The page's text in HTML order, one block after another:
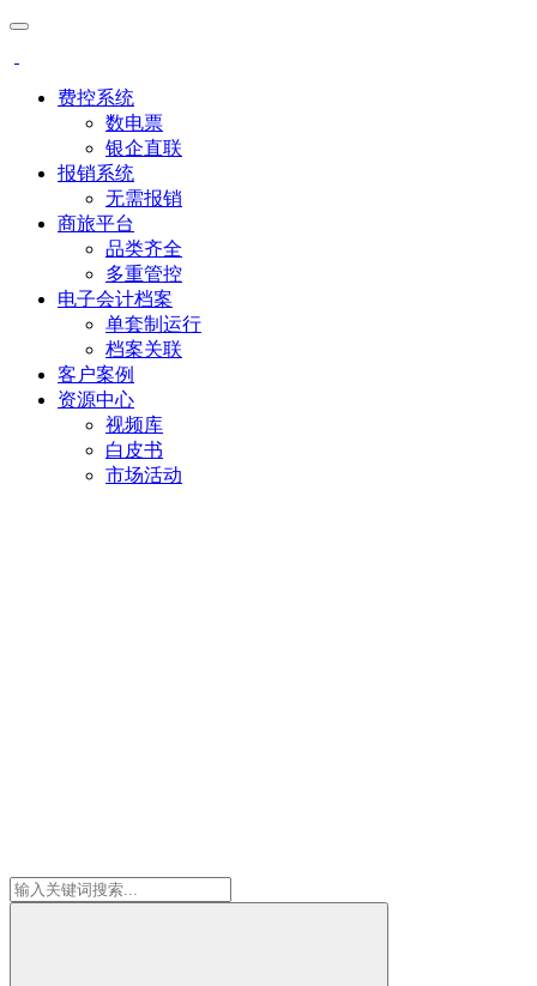
费控系统
数电票
银企直联
报销系统
无需报销
商旅平台
品类齐全
多重管控
电子会计档案
单套制运行
档案关联
客户案例
资源中心
视频库
白皮书
市场活动